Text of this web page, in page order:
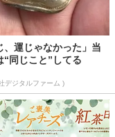
、運じゃなかった」当
“同じこと”してる
デジタルファーム )